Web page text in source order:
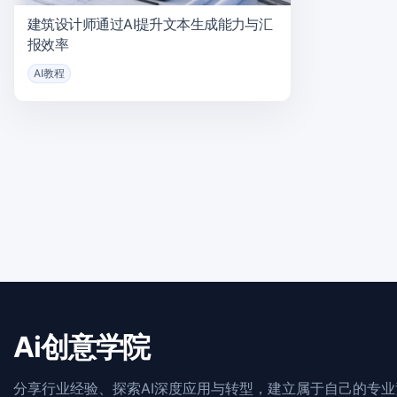
建筑设计师通过AI提升文本生成能力与汇
报效率
AI教程
Ai创意学院
分享行业经验、探索AI深度应用与转型，建立属于自己的专业